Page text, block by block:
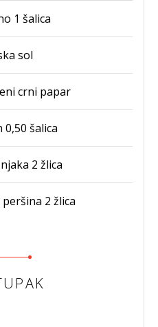
1 šalica
sol
crni papar
0,50 šalica
2 žlica
2 žlica